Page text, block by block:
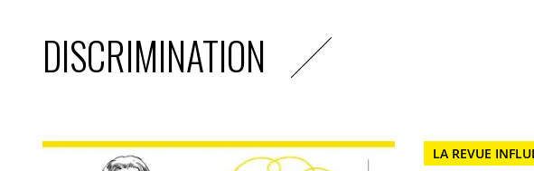
DISCRIMINATION
LA REVUE